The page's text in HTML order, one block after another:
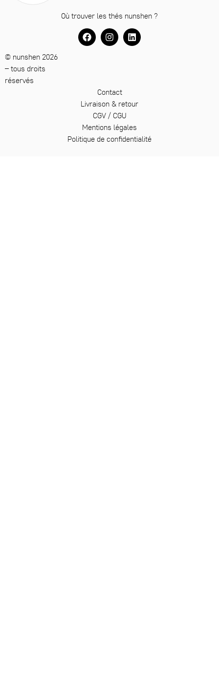
Contact
Livraison & retour
CGV / CGU
Mentions légales
Politique de confidentialité
Où trouver les thés nunshen ?
© nunshen 2026
– tous droits
réservés